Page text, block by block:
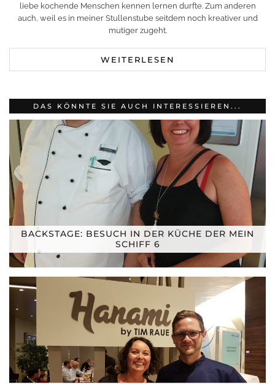
liebe kochende Menschen kennen lernen durfte. Zum anderen
auch, weil es in meiner Stullenstube seitdem noch kreativer und
mutiger zugeht.
WEITERLESEN
DAS KÖNNTE SIE AUCH INTERESSIEREN...
BACKSTAGE: BESUCH IN DER KÜCHE DER MEIN
SCHIFF 6